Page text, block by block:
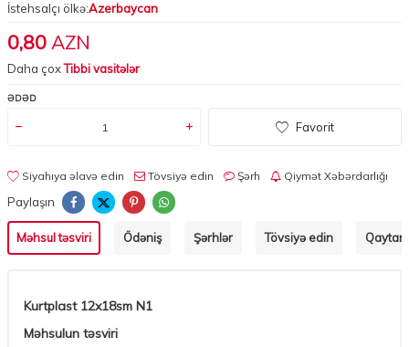
İstehsalçı ölkə:Azerbaycan
0,80 AZN
Daha çoxTibbi vasitələr
ƏDƏD
Favorit
Siyahıya əlavə edin Tövsiyə edin Şərh Qiymət Xəbərdarlığı
Paylaşın
Məhsul təsviri Ödəniş Şərhlər Tövsiyə edin
Kurtplast 12x18sm N1
Məhsulun təsviri